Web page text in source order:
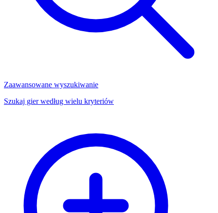
Zaawansowane wyszukiwanie
Szukaj gier według wielu kryteriów